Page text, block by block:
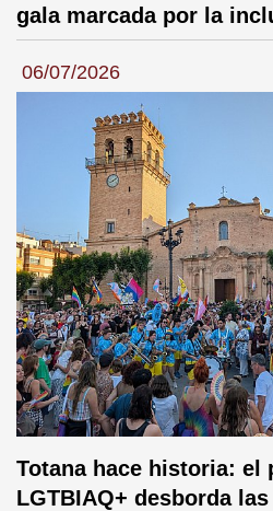
gala marcada por la
06/07/2026
Totana hace historia: el
LGTBIAQ+ desborda